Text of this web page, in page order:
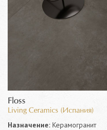
Floss
Living Ceramics (Испания)
Назначение: Керамогранит